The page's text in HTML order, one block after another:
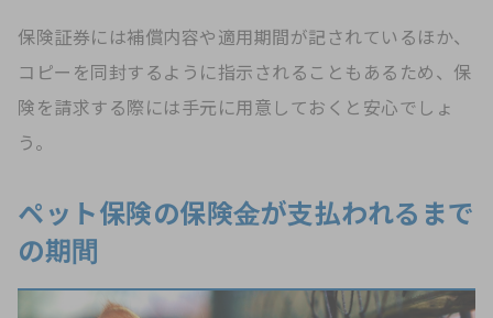
保険証券には補償内容や適用期間が記されているほか、
コピーを同封するように指示されることもあるため、保
険を請求する際には手元に用意しておくと安心でしょ
う。
ペット保険の保険金が支払われるまで
の期間